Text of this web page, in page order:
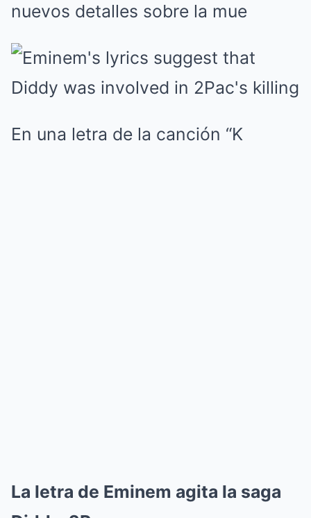
nuevos detalles sobre la mue
En una letra de la canción “K
La letra de Eminem agita la saga